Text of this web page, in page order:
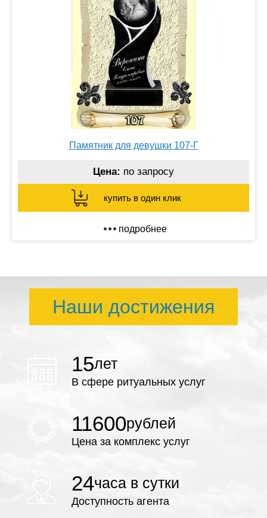
Памятник для девушки 107-Г
Цена: по запросу
купить в один клик
подробнее
Наши достижения
15лет
В сфере ритуальных услуг
11600рублей
Цена за комплекс услуг
24часа в сутки
Доступность агента